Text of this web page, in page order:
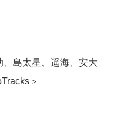
、島太星、遥海、安大
＞